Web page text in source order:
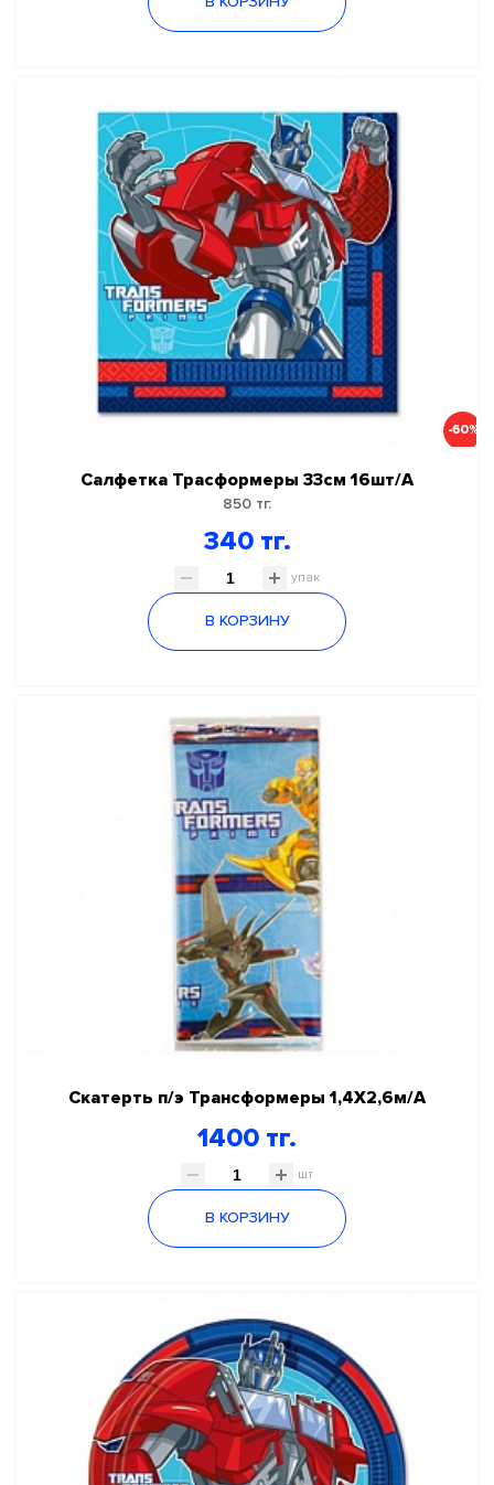
-60%
Салфетка Трасформеры 33см 16шт/А
850 тг.
340 тг.
упак
В КОРЗИНУ
Скатерть п/э Трансформеры 1,4Х2,6м/А
1400 тг.
шт
В КОРЗИНУ